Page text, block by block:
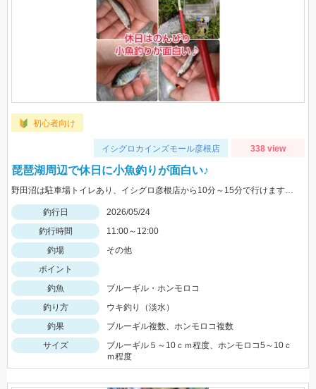
初心者向け
イシグロカインズモール彦根店 338 view
琵琶湖周辺で休日に小魚釣りが面白い♪
野田沼は駐車場トイレあり、イシグロ彦根店から10分～15分で行けますよ♪
釣行日
2026/05/24
釣行時間
11:00～12:00
釣場
その他
ポイント
釣魚
ブルーギル・ホンモロコ
釣り方
ウキ釣り（淡水）
釣果
ブルーギル複数、ホンモロコ複数
サイズ
ブルーギル５～10ｃｍ程度、ホンモロコ5～10ｃ
ｍ程度